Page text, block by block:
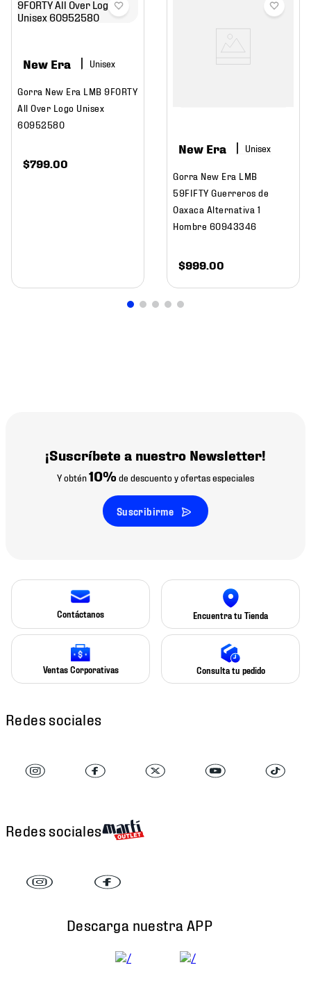
New Era
Gorra New Era LMB 9FORTY
All Over Logo Unisex
60952580
$799 00
New Era
Gorra New Era LMB
59FIFTY Guerreros de
Oaxaca Alternativa 1
Hombre 60943346
$999 00
¡Suscríbete a nuestro Newsletter!
Y obtén10% de descuento y ofertas especiales
Suscribirme
Contáctanos Encuentra tu Tienda
Ventas Corporativas Consulta tu pedido
Redes sociales
Redes sociales
Descarga nuestra APP